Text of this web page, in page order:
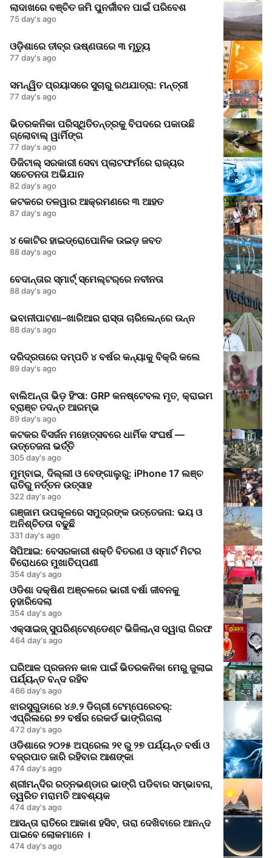
ଲାଦାଖରେ ବଞ୍ଚିତ ଜମି ପୁନର୍ଜୀବନ ପାଇଁ ପରିବେଶ
75 day's ago
ଓଡ଼ିଶାରେ ତୀବ୍ର ଉଷ୍ଣତାରେ ୩ ମୃତ୍ୟୁ
77 day's ago
ସମନ୍ୱିତ ପ୍ରୟାସରେ ସୁଚାରୁ ରଥଯାତ୍ରା: ମନ୍ତ୍ରୀ
77 day's ago
ଭିତରକନିକା ପରିସ୍ଥିତିତନ୍ତ୍ରକୁ ବିପଦରେ ପକାଉଛି
ଗ୍ଲୋବାଲ୍ ୱାର୍ମିଙ୍ଗ
77 day's ago
ଡିଜିଟାଲ୍ ସରକାରୀ ସେବା ପ୍ଲାଟଫର୍ମରେ ରାଜ୍ୟର
ସଚେତନତା ଅଭିଯାନ
82 day's ago
କଟକରେ ତଳୱାର ଆକ୍ରମଣରେ ୩ ଆହତ
87 day's ago
୪ କୋଟିର ହାଇଡ୍ରୋପୋନିକ ଉଇଡ଼ ଜବତ
88 day's ago
ବେଦାନ୍ତାର ସ୍ମାର୍ଟ୍‌ ସ୍ମେଲ୍ଟର୍‌ରେ ନବୀନତା
88 day's ago
ଭବାନୀପାଟଣା–ଖାରିଆର ରାସ୍ତା ଚାରିଲେନ୍‌ରେ ଉନ୍ନ
88 day's ago
ଦରିଦ୍ରତାରେ ଦମ୍ପତି ୪ ବର୍ଷର କନ୍ୟାକୁ ବିକ୍ରି କଲେ
89 day's ago
ବାଲିଅନ୍ତା ଭିଡ଼ ହିଂସା: GRP କନଷ୍ଟେବଲ ମୃତ, କ୍ରାଇମ
ବ୍ରାଞ୍ଚ ତଦନ୍ତ ଆରମ୍ଭ
89 day's ago
କଟକର ବିସର୍ଜନ ମହୋତ୍ସବରେ ଧାର୍ମିକ ସଂଘର୍ଷ —
ଉତ୍ତେଜନା ଭର୍ତ୍ତି
305 day's ago
ମୁମ୍ବାଇ, ଦିଲ୍ଲୀ ଓ ବେଙ୍ଗାଲୁରୁ: iPhone 17 ଲଞ୍ଚ
ରାତିରୁ ନର୍ତ୍ତନ ଉତ୍ସାହ
322 day's ago
ଗଞ୍ଜାମ ଉପକୂଳରେ ସମୁଦ୍ରଙ୍କ ଉତ୍ତେଜନା: ଭୟ ଓ
ଅନିଶ୍ଚିତତା ବଢୁଛି
331 day's ago
ସିପିଆଇ: ବେସରକାରୀ ଶକ୍ତି ବିତରଣ ଓ ସ୍ମାର୍ଟ ମିଟର
ବିରୋଧରେ ମୁଖାତିପ୍ପଣୀ
354 day's ago
ଓଡିଶା ଦକ୍ଷିଣ ଅଞ୍ଚଳରେ ଭାରୀ ବର୍ଷା ଜୀବନକୁ
ନୁହାରିଦେଲା
354 day's ago
ଏକ୍ସାଇଜ୍ ସୁପରିଣ୍ଟେଣ୍ଡେଣ୍ଟ ଭିଜିଲାନ୍ସ ଦ୍ୱାରା ଗିରଫ
464 day's ago
ଘରିଆଳ ପ୍ରଜନନ କାଳ ପାଇଁ ଭିତରକନିକା ମେରୁ ଜୁଲାଇ
ପର୍ଯ୍ୟନ୍ତ ବନ୍ଦ ରହିବ
466 day's ago
ଝାରସୁଗୁଡାରେ ୪୬.୨ ଡିଗ୍ରୀ ଟେମ୍ପେରେଚର୍:
ଏପ୍ରିଲରେ ୭୨ ବର୍ଷର ରେକର୍ଡ ଭାଙ୍ଗିଗଲା
472 day's ago
ଓଡିଶାରେ ୨୦୨୫ ଅପ୍ରେଲ ୨୧ ରୁ ୨୭ ପର୍ଯ୍ୟନ୍ତ ବର୍ଷା ଓ
ବଜ୍ରପାତ ଜାରି ରହିବାର ଆଶଙ୍କା
474 day's ago
ଶ୍ରୀମନ୍ଦିର ରତ୍ନଭଣ୍ଡାର ଭାଙ୍ଗି ପଡିବାର ସମ୍ଭାବନା,
ତ୍ୱରିତ ମରାମତି ଆବଶ୍ୟକ
474 day's ago
ଆସନ୍ତା ରାତିରେ ଆକାଶ ହସିବ, ତାରା ଦେଖିବାରେ ଆନନ୍ଦ
ପାଇବେ ଲୋକମାନେ ।
474 day's ago